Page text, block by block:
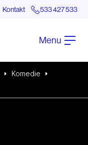
Kontakt 533 427 533
Menu
Komedie